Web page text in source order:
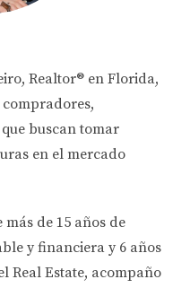
DE
Mercado
entre los
realizar una
tendencias,
pueden influir en la
, Realtor® en Florida,
compradores,
que buscan tomar
en el mercado
más de 15 años de
y financieray 6 años
Real Estate, acompaño